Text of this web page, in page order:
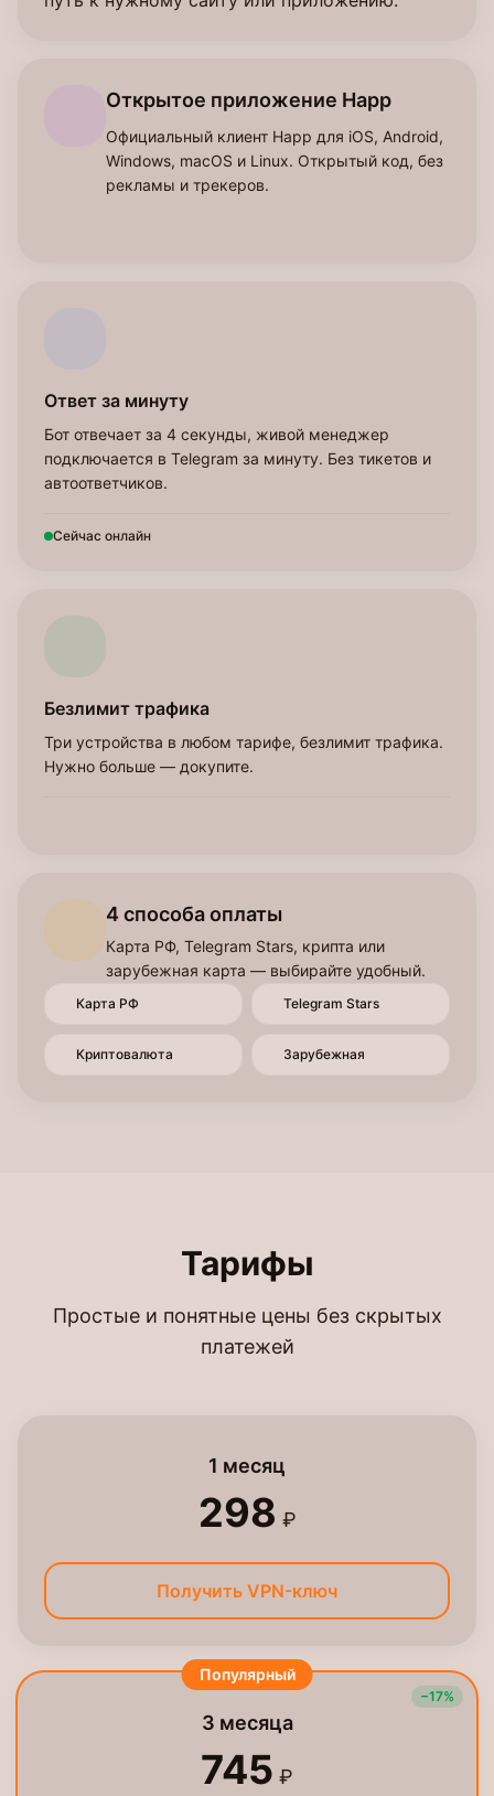
Открытое приложение Happ
Официальный клиент Happ для iOS, Android,
Windows, macOS и Linux. Открытый код, без
рекламы и трекеров.
Ответ за минуту
Бот отвечает за 4 секунды, живой менеджер
подключается в Telegram за минуту. Без тикетов и
автоответчиков.
Сейчас онлайн
Безлимит трафика
Три устройства в любом тарифе, безлимит трафика.
Нужно больше — докупите.
4 способа оплаты
Карта РФ, Telegram Stars, крипта или
зарубежная карта — выбирайте удобный.
Карта РФ Telegram Stars
Криптовалюта Зарубежная
Тарифы
Простые и понятные цены без скрытых
платежей
1 месяц
298 ₽
Получить VPN-ключ
Популярный
−17%
3 месяца
745 ₽